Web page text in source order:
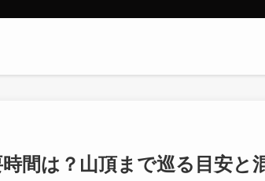
間は？山頂まで巡る目安と